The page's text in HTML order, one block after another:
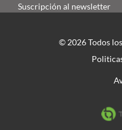
Suscripción al newsletter
© 2026 Todos